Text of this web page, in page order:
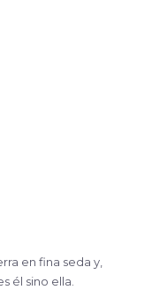
en fina seda y,
él sino ella.